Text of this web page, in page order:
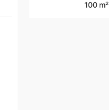
100 m²